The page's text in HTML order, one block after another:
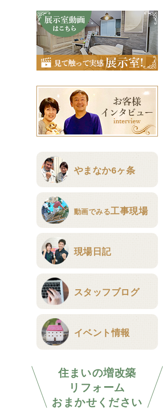
やまなか6ヶ条
動画でみる工事現場
現場日記
スタッフブログ
イベント情報
住まいの増改築
リフォーム
おまかせください